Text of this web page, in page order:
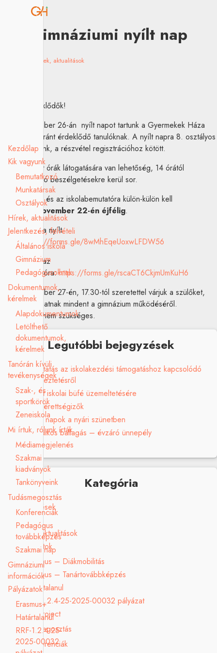
Kezdőlap
Kik vagyunk
Bemutatkozó
Munkatársak
Osztályok
Hírek, aktualitások
Jelentkezés, felvételi
Általános iskola
Gimnázium
Pedagógusoknak
Dokumentumok,
kérelmek
Alapdokumentumok
Letölthető
dokumentumok,
kérelmek
Tanórán kívüli
tevékenységek
Szak-, és
sportkörök
Zeneiskola
Mi írtuk, rólunk írták
Médiamegjelenés
Szakmai
kiadványok
Tankönyveink
Tudásmegosztás
Konferenciák
Pedagógus
továbbképzés
Szakmai nap
Gimnáziumi
információk
Pályázatok
Erasmus+
Határtalanul
RRF-1.2.4-25-
2025-00032
Gimnáziumi nyílt nap
Hírek, aktualitások
Kedves érdeklődők!
2025. november 26-án nyílt napot tartunk a Gyermekek Háza
Gimnáziuma iránt érdeklődő tanulóknak. A nyílt napra 8. osztályos
diákokat várunk, a részvétel regisztrációhoz kötött.
13 órától nyílt órák látogatására van lehetőség, 14 órától
iskolabemutató beszélgetésekre kerül sor.
A nyílt órákra és az iskolabemutatóra külön-külön kell
regisztrálninovember 22-én éjfélig.
Regisztráció a nyílt
órákra: https://forms.gle/8wMhEqeUoxwLFDW56
Regisztráció az
iskolabemutatóra:https://forms.gle/rscaCT6CkjmUmKuH6
2025. november 27-én, 17.30-tól szeretettel várjuk a szülőket,
ahol megtudhatnak mindent a gimnázium működéséről.
Regisztráció nem szükséges.
Legutóbbi bejegyzések
Tájékoztatás az iskolakezdési támogatáshoz kapcsolódó
adategyeztetésről
Pályázat iskolai büfé üzemeltetésére
Sikeres érettségizők
Ügyeleti napok a nyári szünetben
Nyolcadikos ballagás – évzáró ünnepély
Kategória
Elismerések
Galéria
Hírek, aktualitások
Pályázatok
Erasmus – Diákmobilitás
Erasmus – Tanártovábbképzés
Határtalanul
RRF-1.2.4-25-2025-00032 pályázat
V4 Project
Tudásmegosztás
Konferenciák